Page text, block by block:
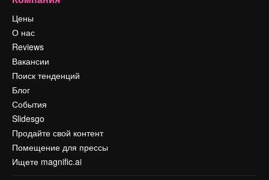
Цены
О нас
Reviews
Вакансии
Поиск тенденций
Блог
События
Slidesgo
Продайте свой контент
Помещение для прессы
Ищете magnific.ai